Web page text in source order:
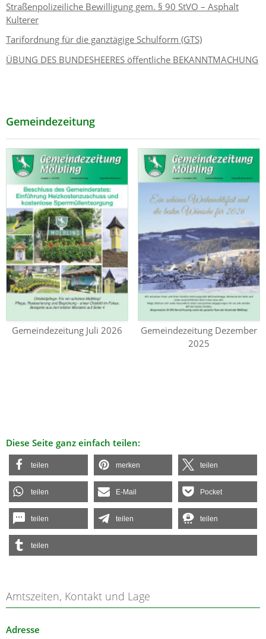
Straßenpolizeiliche Bewilligung gem. § 90 StVO – Asphalt
Kulterer
Tarifordnung für die ganztägige Schulform (GTS)
ÜBUNG DES BUNDESHEERES öffentliche BEKANNTMACHUNG
Gemeindezeitung
Gemeindezeitung Juli 2026
Gemeindezeitung Dezember
2025
Diese Seite ganz einfach teilen:
teilen merken teilen
teilen E-Mail Pocket
teilen teilen teilen
teilen
Amtszeiten, Kontakt und Lage
Adresse